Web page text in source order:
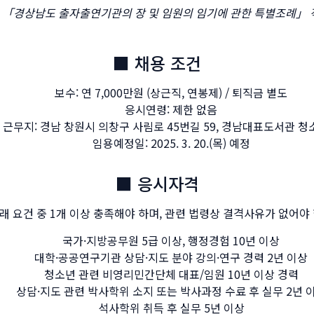
경상남도 출자출연기관의 장 및 임원의 임기에 관한 특별조례」
■ 채용 조건
보수: 연 7,000만원 (상근직, 연봉제) / 퇴직금 별도
응시연령: 제한 없음
근무지: 경남 창원시 의창구 사림로 45번길 59, 경남대표도서관 청
임용예정일: 2025. 3. 20.(목) 예정
■ 응시자격
요건 중 1개 이상 충족해야 하며, 관련 법령상 결격사유가 없어야
국가·지방공무원 5급 이상, 행정경험 10년 이상
대학·공공연구기관 상담·지도 분야 강의·연구 경력 2년 이상
청소년 관련 비영리민간단체 대표/임원 10년 이상 경력
상담·지도 관련 박사학위 소지 또는 박사과정 수료 후 실무 2년
석사학위 취득 후 실무 5년 이상